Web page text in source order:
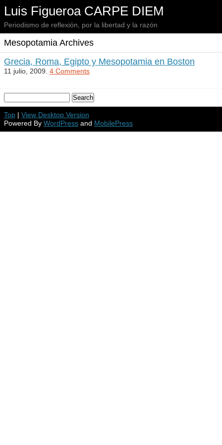
Luis Figueroa CARPE DIEM
Periodismo de reflexión, por la libertad y la razón
Mesopotamia Archives
Grecia, Roma, Egipto y Mesopotamia en Boston
11 julio, 2009. 4 Comments
Top | View Desktop Version
Powered By WordPress and MobilePress